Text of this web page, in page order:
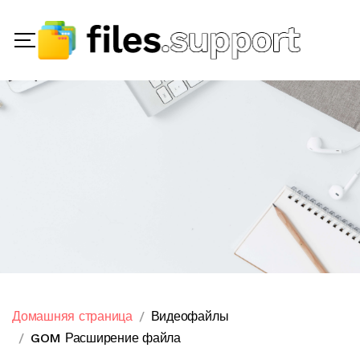
Домашняя страница
Видеофайлы
GOM Расширение файла